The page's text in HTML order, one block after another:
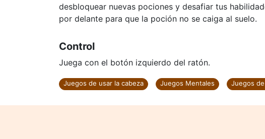
desbloquear nuevas pociones y desafiar tus
por delante para que la poción no se caiga al suelo.
Control
Juega con el botón izquierdo del ratón.
Juegos de usar la cabeza Juegos Mentales Juegos